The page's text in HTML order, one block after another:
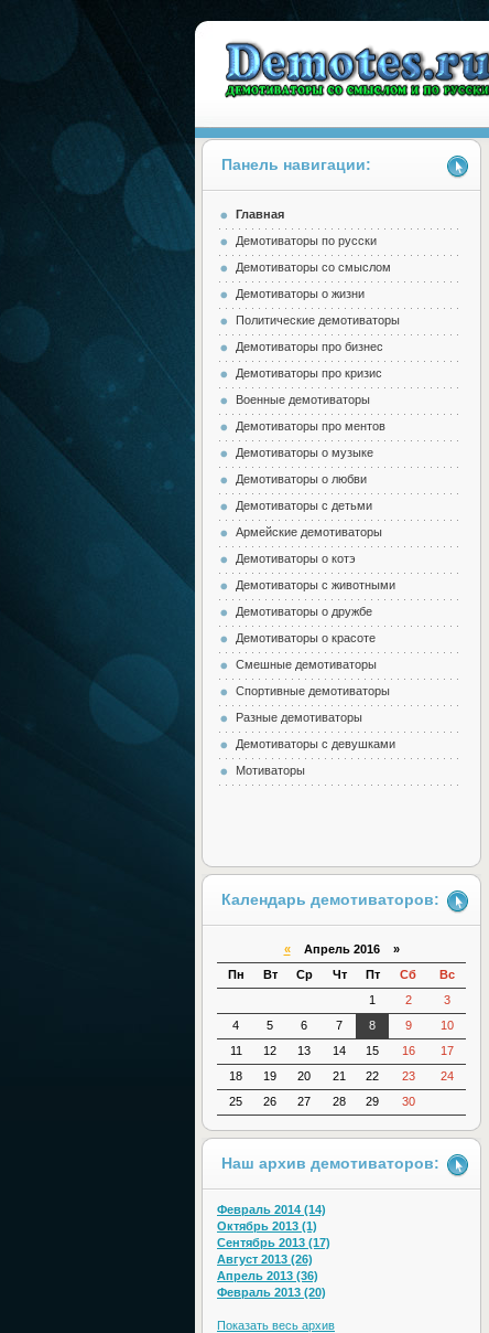
Demotes.ru
Панель навигации:
Главная
Демотиваторы по русски
Демотиваторы со смыслом
Демотиваторы о жизни
Политические демотиваторы
Демотиваторы про бизнес
Демотиваторы про кризис
Военные демотиваторы
Демотиваторы про ментов
Демотиваторы о музыке
Демотиваторы о любви
Демотиваторы с детьми
Армейские демотиваторы
Демотиваторы о котэ
Демотиваторы с животными
Демотиваторы о дружбе
Демотиваторы о красоте
Смешные демотиваторы
Спортивные демотиваторы
Разные демотиваторы
Демотиваторы с девушками
Мотиваторы
Календарь демотиваторов:
«Апрель 2016 »
Пн
Вт Ср Чт Пт Сб
Вс
1
2
3
4
5 6 7 8 9
10
11
12 13 14 15 16
17
18
19 20 21 22 23
24
25
26 27 28 29 30
Наш архив демотиваторов:
Февраль 2014 (14)
Октябрь 2013 (1)
Сентябрь 2013 (17)
Август 2013 (26)
Апрель 2013 (36)
Февраль 2013 (20)
Показать весь архив